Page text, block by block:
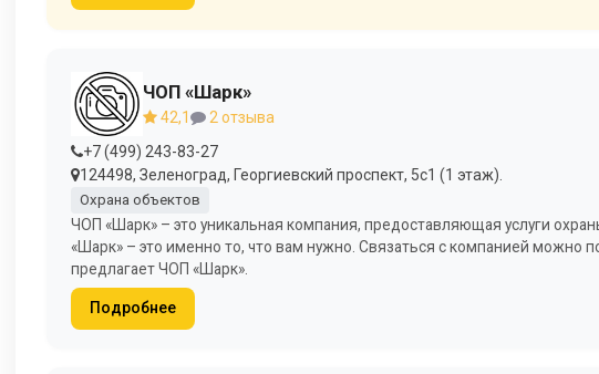
ЧОП «Шарк»
42,1
2 отзыва
+7 (499) 243-83-27
124498, Зеленоград, Георгиевский проспект, 5с1 (1 этаж).
Охрана объектов
ЧОП «Шарк» – это уникальная компания, предоставляющая услуги
«Шарк» – это именно то, что вам нужно. Связаться с компанией можно
предлагает ЧОП «Шарк».
Подробнее